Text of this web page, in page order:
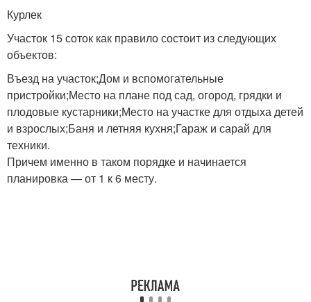
Курлек
Участок 15 соток как правило состоит из следующих
объектов:
Въезд на участок;Дом и вспомогательные
пристройки;Место на плане под сад, огород, грядки и
плодовые кустарники;Место на участке для отдыха детей
и взрослых;Баня и летняя кухня;Гараж и сарай для
техники.
Причем именно в таком порядке и начинается
планировка — от 1 к 6 месту.